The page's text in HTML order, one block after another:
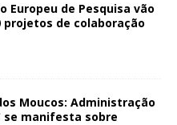
Europeu de Pesquisa vão
de colaboração
Moucos: Administração
se manifesta sobre